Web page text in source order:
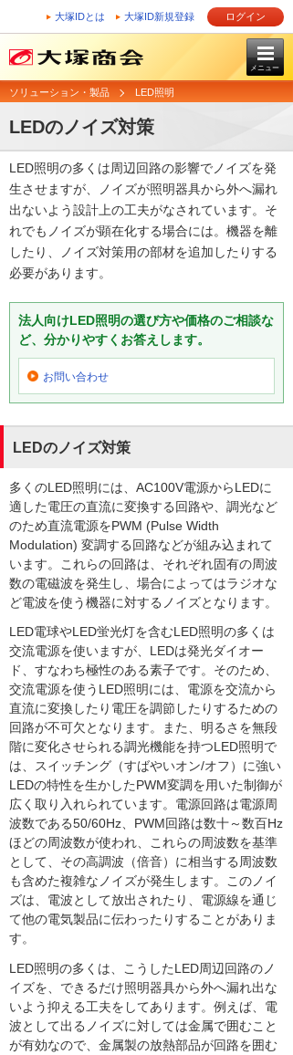
大塚IDとは 大塚ID新規登録 ログイン
メニュー
ソリューション・製品 LED照明
LEDのノイズ対策
LED照明の多くは周辺回路の影響でノイズを発
生させますが、ノイズが照明器具から外へ漏れ
出ないよう設計上の工夫がなされています。そ
れでもノイズが顕在化する場合には。機器を離
したり、ノイズ対策用の部材を追加したりする
必要があります。
法人向けLED照明の選び方や価格のご相談な
ど、分かりやすくお答えします。
お問い合わせ
LEDのノイズ対策
多くのLED照明には、AC100V電源からLEDに
適した電圧の直流に変換する回路や、調光など
のため直流電源をPWM (Pulse Width
Modulation) 変調する回路などが組み込まれて
います。これらの回路は、それぞれ固有の周波
数の電磁波を発生し、場合によってはラジオな
ど電波を使う機器に対するノイズとなります。
LED電球やLED蛍光灯を含むLED照明の多くは
交流電源を使いますが、LEDは発光ダイオー
ド、すなわち極性のある素子です。そのため、
交流電源を使うLED照明には、電源を交流から
直流に変換したり電圧を調節したりするための
回路が不可欠となります。また、明るさを無段
階に変化させられる調光機能を持つLED照明で
は、スイッチング（すばやいオン/オフ）に強い
LEDの特性を生かしたPWM変調を用いた制御が
広く取り入れられています。電源回路は電源周
波数である50/60Hz、PWM回路は数十～数百Hz
ほどの周波数が使われ、これらの周波数を基準
として、その高調波（倍音）に相当する周波数
も含めた複雑なノイズが発生します。このノイ
ズは、電波として放出されたり、電源線を通じ
て他の電気製品に伝わったりすることがありま
す。
LED照明の多くは、こうしたLED周辺回路のノ
イズを、できるだけ照明器具から外へ漏れ出な
いよう抑える工夫をしてあります。例えば、電
波として出るノイズに対しては金属で囲むこと
が有効なので、金属製の放熱部品が回路を囲む